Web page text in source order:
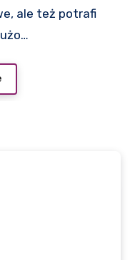
ale też potrafi